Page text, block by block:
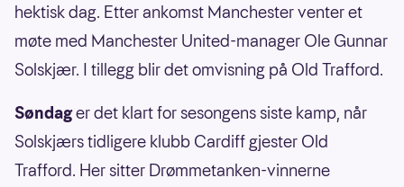
hektisk dag. Etter ankomst Manchester venter et
møte med Manchester United-manager Ole Gunnar
Solskjær. I tillegg blir det omvisning på Old Trafford.
Søndager det klart for sesongens siste kamp, når
Solskjærs tidligere klubb Cardiff gjester Old
Trafford. Her sitter Drømmetanken-vinnerne